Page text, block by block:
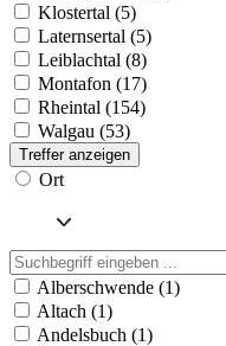
Klostertal (5)
Laternsertal (5)
Leiblachtal (8)
Montafon (17)
Rheintal (154)
Walgau (53)
Treffer anzeigen
Ort
Alberschwende (1)
Altach (1)
Andelsbuch (1)